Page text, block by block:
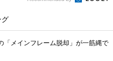
「メインフレーム脱却」が一筋縄で